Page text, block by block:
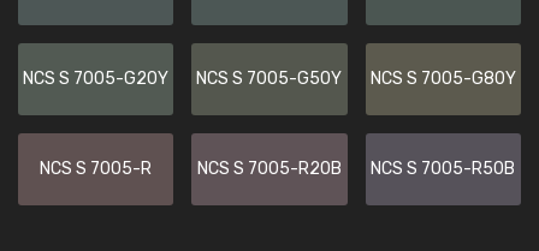
NCS S 7005-G20Y NCS S 7005-G50Y NCS S 7005-G80Y
NCS S 7005-R NCS S 7005-R20B NCS S 7005-R50B